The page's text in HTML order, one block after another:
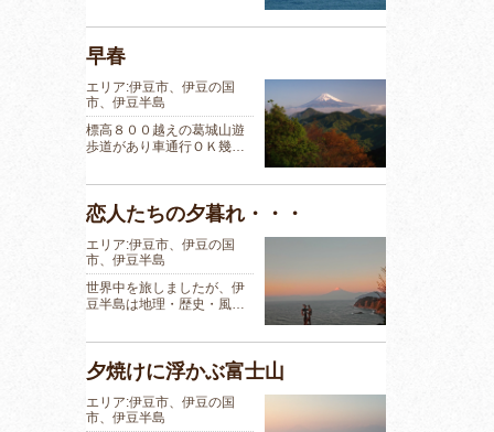
早春
エリア:伊豆市、伊豆の国
市、伊豆半島
標高８００越えの葛城山遊
歩道があり車通行ＯＫ幾…
恋人たちの夕暮れ・・・
エリア:伊豆市、伊豆の国
市、伊豆半島
世界中を旅しましたが、伊
豆半島は地理・歴史・風…
夕焼けに浮かぶ富士山
エリア:伊豆市、伊豆の国
市、伊豆半島